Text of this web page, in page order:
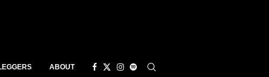
ABOUT